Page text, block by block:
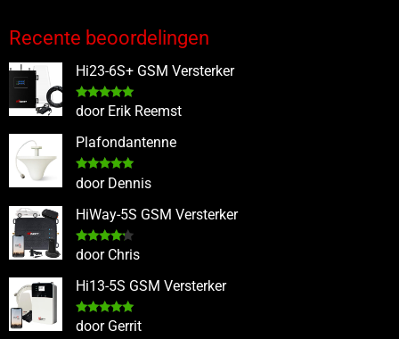
Recente beoordelingen
Hi23-6S+ GSM Versterker
Gewaardeerd
door Erik Reemst
Plafondantenne
Gewaardeerd
door Dennis
HiWay-5S GSM Versterker
Gewaardeerd
door Chris
Hi13-5S GSM Versterker
Gewaardeerd
door Gerrit